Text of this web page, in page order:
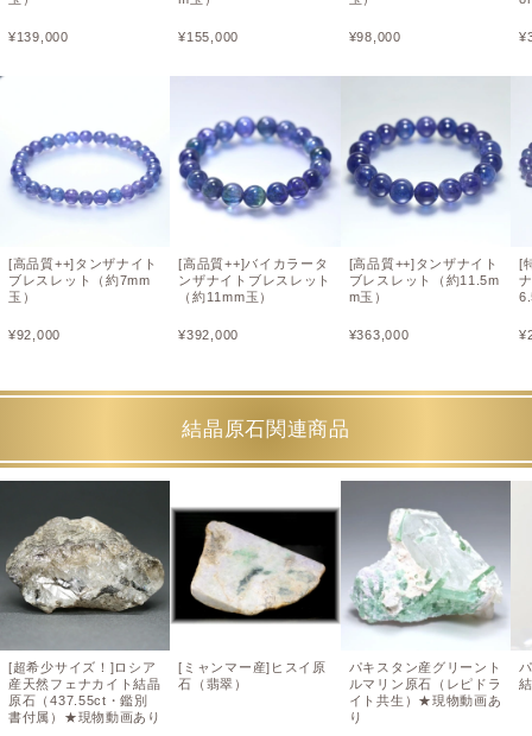
¥139,000
[高品質++]タンザナイト
ブレスレット（約7mm
玉）
¥92,000
¥155,000
[高品質++]バイカラータ
ンザナイトブレスレット
（約11mm玉）
¥392,000
¥98,000
[高品質++]タンザナイト
ブレスレット（約11.5m
m玉）
¥363,000
¥
[
¥
結晶原石関連商品
[超希少サイズ！]ロシア
産天然フェナカイト結晶
原石（437.55ct・鑑別
書付属）★現物動画あり
[ミャンマー産]ヒスイ原
石（翡翠）
パキスタン産グリーント
ルマリン原石（レピドラ
イト共生）★現物動画あ
り